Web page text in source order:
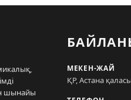
шынайы
МЕКЕН-ЖАЙ
ҚР, Астана